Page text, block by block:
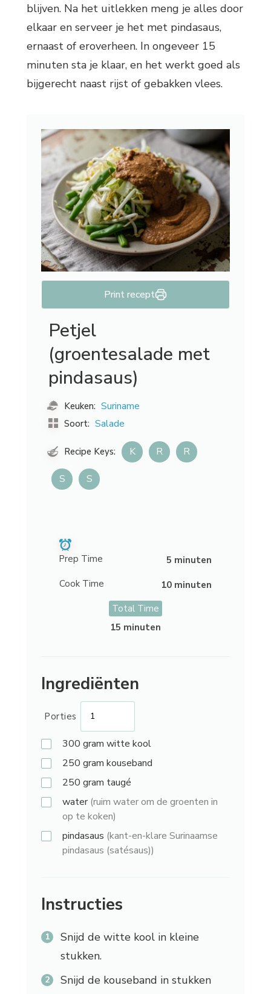
blijven. Na het uitlekken meng je alles door
elkaar en serveer je het met pindasaus,
ernaast of eroverheen. In ongeveer 15
minuten sta je klaar, en het werkt goed als
bijgerecht naast rijst of gebakken vlees.
Print recept
Petjel
(groentesalade met
pindasaus)
Keuken: Suriname
Soort: Salade
Recipe Keys: K R R
S S
Prep Time
5 minuten
Cook Time
10 minuten
Total Time
15 minuten
Ingrediënten
Porties
300 gram witte kool
250 gram kouseband
250 gram taugé
water(ruim water om de groenten in
op te koken)
pindasaus (kant-en-klare Surinaamse
pindasaus (satésaus))
Instructies
Snijd de witte kool in kleine
stukken.
Snijd de kouseband in stukken